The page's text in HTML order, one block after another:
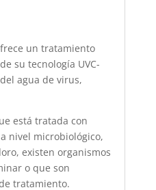
un tratamiento
su tecnología UVC-
agua de virus,
está tratada con
nivel microbiológico,
existen organismos
o que son
tratamiento.